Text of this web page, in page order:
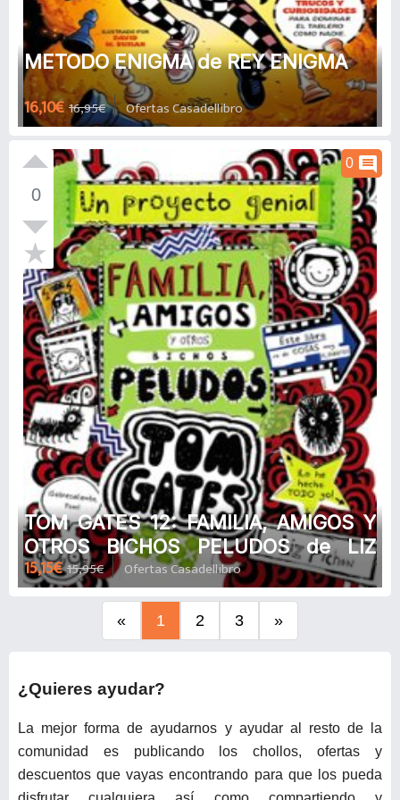
METODO ENIGMA de REY ENIGMA
16,10€ 16,95€ Ofertas Casadellibro
0
0 comment
TOM GATES 12: FAMILIA, AMIGOS Y
OTROS BICHOS PELUDOS de LIZ
PICHON
15,15€ 15,95€ Ofertas Casadellibro
« 1 2 3 »
¿Quieres ayudar?
La mejor forma de ayudarnos y ayudar al resto de la
comunidad es publicando los chollos, ofertas y
descuentos que vayas encontrando para que los pueda